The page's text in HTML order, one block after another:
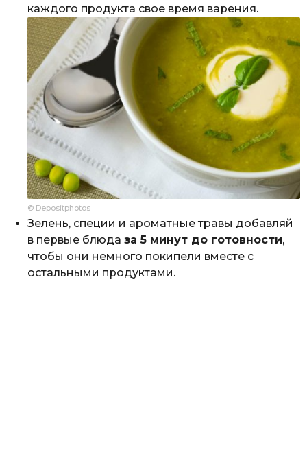
каждого продукта свое время варения.
© Depositphotos
Зелень, специи и ароматные травы добавляй
в первые блюда за 5 минут до готовности,
чтобы они немного покипели вместе с
остальными продуктами.